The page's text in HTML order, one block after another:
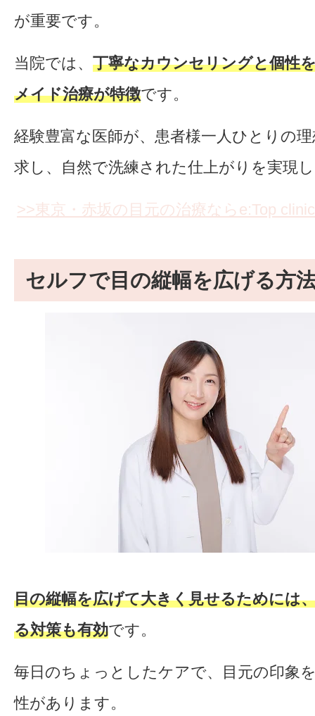
が重要です。
当院では、 丁寧なカウンセリングと個性
メイド治療が特徴です。
経験豊富な医師が、患者様一人ひとりの
求し、自然で洗練された仕上がりを実現
>>東京・赤坂の目元の治療ならe:Top clinic
セルフで目の縦幅を広げる方
目の縦幅を広げて大きく見せるためには
る対策も有効です。
毎日のちょっとしたケアで、目元の印象
性があります。